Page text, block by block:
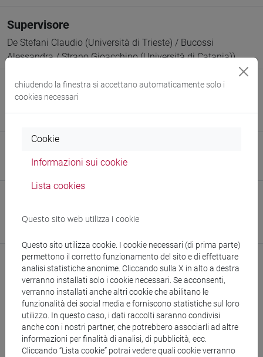
Supervisore
De Stefani Claudio (Università di Trieste) / Bucossi
Alessandra / Strano Gioacchino (Università di Catania))
E-mail
www.unive.it/persone/nicolo.ghigi
Dipartimento di Studi Umanistici
Pubblicazioni
CV
chiudendo la finestra si accettano automaticamente solo i
cookies necessari
Cookie
Informazioni sui cookie
Lista cookies
Questo sito web utilizza i cookie
Questo sito utilizza cookie. I cookie necessari (di prima parte)
permettono il corretto funzionamento del sito e di effettuare
analisi statistiche anonime. Cliccando sulla X in alto a destra
verranno installati solo i cookie necessari. Se acconsenti,
verranno installati anche altri cookie che abilitano le
funzionalità dei social media e forniscono statistiche sul loro
utilizzo. In questo caso, i dati raccolti saranno condivisi
anche con i nostri partner, che potrebbero associarli ad altre
informazioni per finalità di analisi, di pubblicità, ecc.
Cliccando “Lista cookie” potrai vedere quali cookie verranno